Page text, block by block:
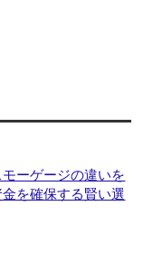
ーゲージの違いを
を確保する賢い選